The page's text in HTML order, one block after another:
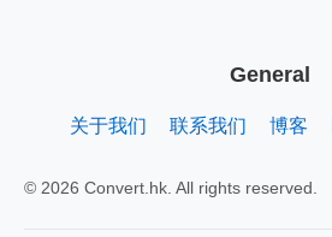
General
关于我们 联系我们 博客
© 2026 Convert.hk. All rights reserved.